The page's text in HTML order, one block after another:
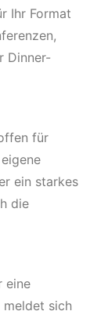
Ihr Format
Dinner-
für
ein starkes
die
eine
meldet sich